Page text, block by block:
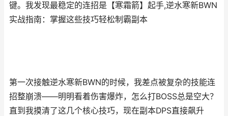
键。我发现最稳定的连招是【寒霜箭】起手,逆水寒新BWN
实战指南：掌握这些技巧轻松制霸副本
第一次接触逆水寒新BWN的时候，我差点被复杂的技能连
招整崩溃——明明看着伤害爆炸，怎么打BOSS总是空大？
直到我摸清了这几个核心技巧，现在副本DPS直接飙升